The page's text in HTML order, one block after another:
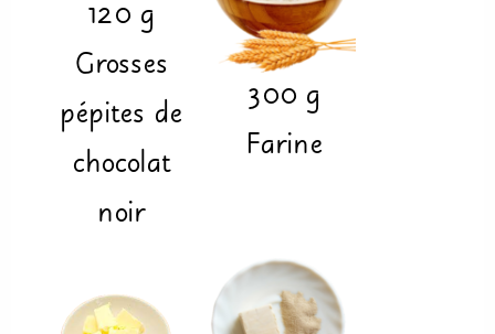
120 g
Grosses
pépites de
chocolat
noir
300 g
Farine